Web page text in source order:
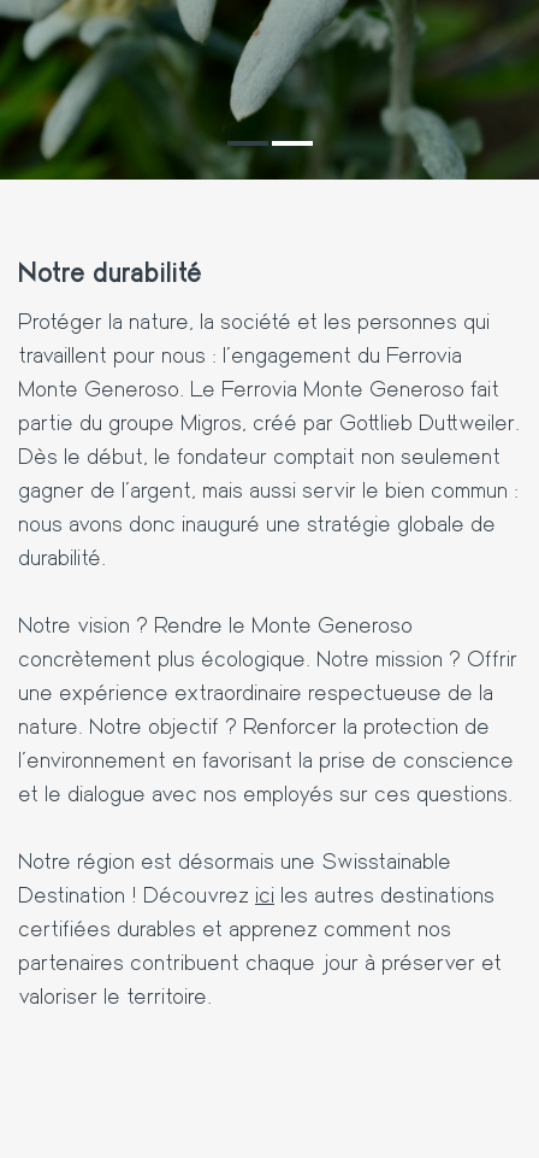
Notre durabilité
Protéger la nature, la société et les personnes qui
travaillent pour nous : l'engagement du Ferrovia
Monte Generoso. Le Ferrovia Monte Generoso fait
partie du groupe Migros, créé par Gottlieb Duttweiler.
Dès le début, le fondateur comptait non seulement
gagner de l'argent, mais aussi servir le bien commun :
nous avons donc inauguré une stratégie globale de
durabilité.
Notre vision ? Rendre le Monte Generoso
concrètement plus écologique. Notre mission ? Offrir
une expérience extraordinaire respectueuse de la
nature. Notre objectif ? Renforcer la protection de
l'environnement en favorisant la prise de conscience
et le dialogue avec nos employés sur ces questions.
Notre région est désormais une Swisstainable
Destination ! Découvrez ici les autres destinations
certifiées durables et apprenez comment nos
partenaires contribuent chaque jour à préserver et
valoriser le territoire.